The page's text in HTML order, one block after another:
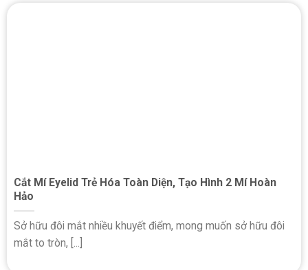
Cắt Mí Eyelid Trẻ Hóa Toàn Diện, Tạo Hình 2 Mí Hoàn
Hảo
Sở hữu đôi mắt nhiều khuyết điểm, mong muốn sở hữu đôi
mắt to tròn, [...]